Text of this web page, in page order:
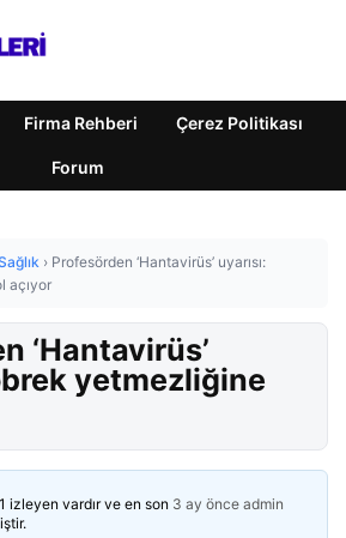
Firma Rehberi Çerez Politikası
Forum
› Profesörden ‘Hantavirüs’ uyarısı:
açıyor
‘Hantavirüs’
yetmezliğine
izleyen vardır ve en son 3 ay önce admin